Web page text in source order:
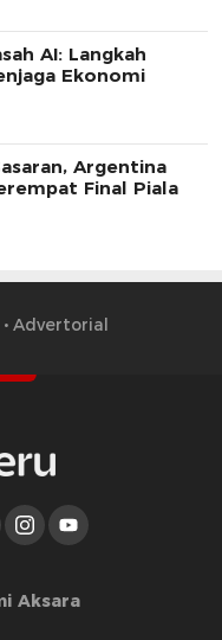
AI: Langkah
Ekonomi
Argentina
Final Piala
Advertorial
Aksara